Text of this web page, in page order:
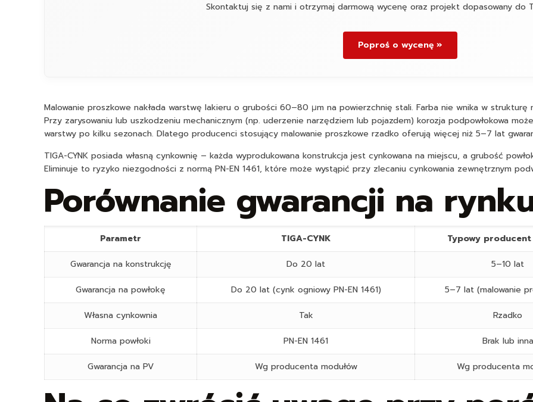
Skontaktuj się z nami i otrzymaj darmową wycenę oraz projekt dopasowany do
Poproś o wycenę »
Malowanie proszkowe nakłada warstwę lakieru o grubości 60–80 µm na powierzchnię stali. Farba nie wnika w strukturę
Przy zarysowaniu lub uszkodzeniu mechanicznym (np. uderzenie narzędziem lub pojazdem) korozja podpowłokowa
warstwy po kilku sezonach. Dlatego producenci stosujący malowanie proszkowe rzadko oferują więcej niż 5–7 lat
TIGA-CYNK posiada własną cynkownię – każda wyprodukowana konstrukcja jest cynkowana na miejscu, a grubość
Eliminuje to ryzyko niezgodności z normą PN-EN 1461, które może wystąpić przy zlecaniu cynkowania zewnętrznym
Porównanie gwarancji na
Parametr TIGA-CYNK Typowy
Gwarancja na konstrukcję Do 20 lat 5–10 lat
Gwarancja na powłokę Do 20 lat (cynk ogniowy PN-EN 1461) 5–7 lat (malowanie
Własna cynkownia Tak Rzadko
Norma powłoki PN-EN 1461 Brak lub inna
Gwarancja na PV Wg producenta modułów Wg producenta